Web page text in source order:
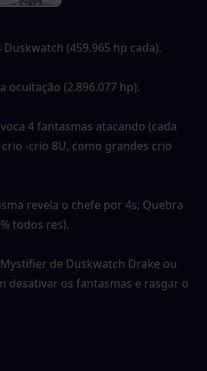
(459.965 hp cada).
ocultação (2.896.077 hp).
4 fantasmas atacando (cada
-crio 8U, como grandes crio
revela o chefe por 4s; Quebra
todos res).
de Duskwatch Drake ou
desativar os fantasmas e rasgar o